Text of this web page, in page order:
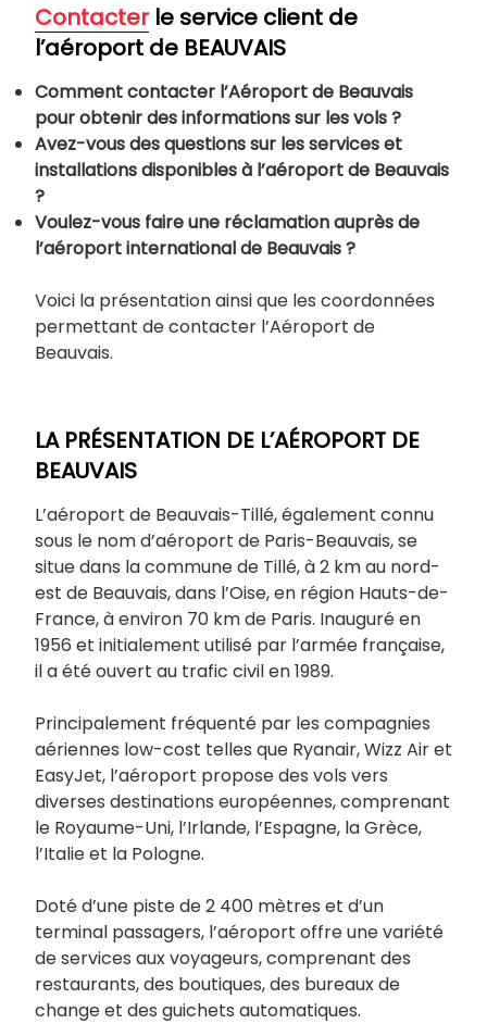
Contacterle service client de
l’aéroport de BEAUVAIS
Comment contacter l’Aéroport de Beauvais
pour obtenir des informations sur les vols ?
Avez-vous des questions sur les services et
installations disponibles à l’aéroport de Beauvais
?
Voulez-vous faire une réclamation auprès de
l’aéroport international de Beauvais ?
Voici la présentation ainsi que les coordonnées
permettant de contacter l’Aéroport de
Beauvais.
LA PRÉSENTATION DE L’AÉROPORT DE
BEAUVAIS
L’aéroport de Beauvais-Tillé, également connu
sous le nom d’aéroport de Paris-Beauvais, se
situe dans la commune de Tillé, à 2 km au nord-
est de Beauvais, dans l’Oise, en région Hauts-de-
France, à environ 70 km de Paris. Inauguré en
1956 et initialement utilisé par l’armée française,
il a été ouvert au trafic civil en 1989.
Principalement fréquenté par les compagnies
aériennes low-cost telles que Ryanair, Wizz Air et
EasyJet, l’aéroport propose des vols vers
diverses destinations européennes, comprenant
le Royaume-Uni, l’Irlande, l’Espagne, la Grèce,
l’Italie et la Pologne.
Doté d’une piste de 2 400 mètres et d’un
terminal passagers, l’aéroport offre une variété
de services aux voyageurs, comprenant des
restaurants, des boutiques, des bureaux de
change et des guichets automatiques.